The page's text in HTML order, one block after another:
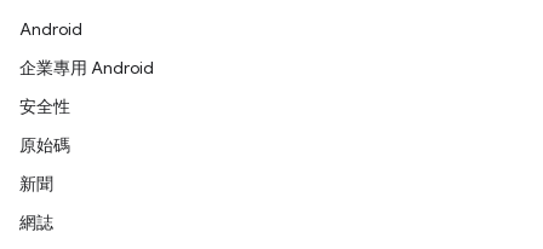
Android
企業專用 Android
安全性
原始碼
新聞
網誌